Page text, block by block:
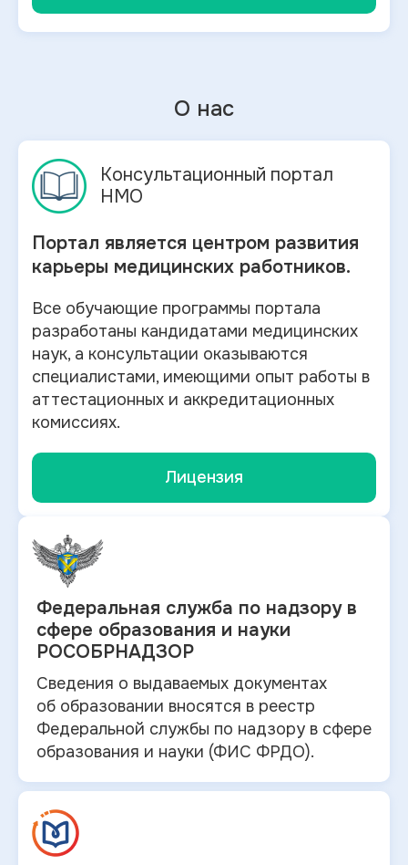
О нас
Консультационный портал
НМО
Портал является центром развития
карьеры медицинских работников.
Все обучающие программы портала
разработаны кандидатами медицинских
наук, а консультации оказываются
специалистами, имеющими опыт работы в
аттестационных и аккредитационных
комиссиях.
Лицензия
Федеральная служба по надзору в
сфере образования и науки
РОСОБРНАДЗОР
Сведения о выдаваемых документах
об образовании вносятся в реестр
Федеральной службы по надзору в сфере
образования и науки (ФИС ФРДО).